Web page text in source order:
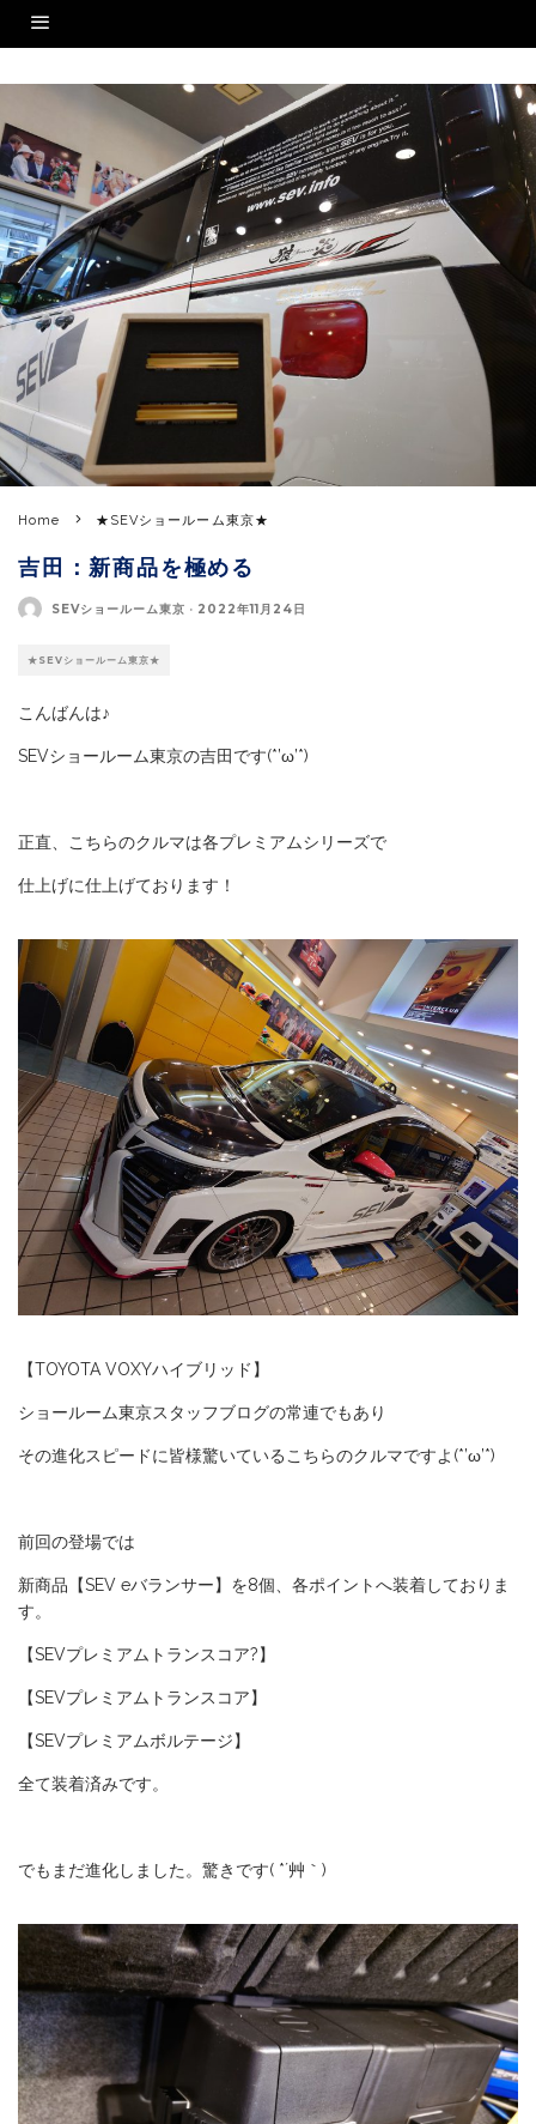
Home ★SEVショールーム東京★
吉田：新商品を極める
SEVショールーム東京 · 2022年11月24日
★SEVショールーム東京★
こんばんは♪
SEVショールーム東京の吉田です(*’ω’*)
正直、こちらのクルマは各プレミアムシリーズで
仕上げに仕上げております！
【TOYOTA VOXYハイブリッド】
ショールーム東京スタッフブログの常連でもあり
その進化スピードに皆様驚いているこちらのクルマですよ(*’ω’*)
前回の登場では
新商品【SEV eバランサー】を8個、各ポイントへ装着しておりま
す。
【SEVプレミアムトランスコア?】
【SEVプレミアムトランスコア】
【SEVプレミアムボルテージ】
全て装着済みです。
でもまだ進化しました。驚きです( *´艸｀)